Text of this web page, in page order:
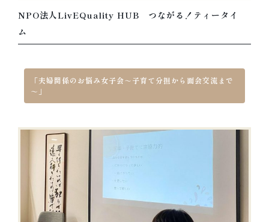
NPO法人LivEQuality HUB つながる！ティータイ
ム
「夫婦関係のお悩み女子会～子育て分担から面会交流まで
～」